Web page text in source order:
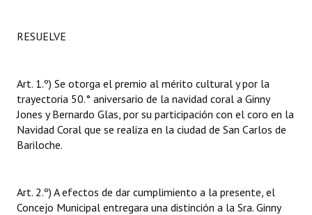
Premio al Mérito - Registro
Mujeres que Dejaron Huellas - Registro
Periodistas Decanos - Registro
Ciudadano Ilustre - Registro
Huéspedes de Honor - Registro
RESUELVE
Art. 1.º) Se otorga el premio al mérito cultural y por la
trayectoria 50.° aniversario de la navidad coral a Ginny
Jones y Bernardo Glas, por su participación con el coro en la
Navidad Coral que se realiza en la ciudad de San Carlos de
Bariloche.
Art. 2.º) A efectos de dar cumplimiento a la presente, el
Concejo Municipal entregara una distinción a la Sra. Ginny